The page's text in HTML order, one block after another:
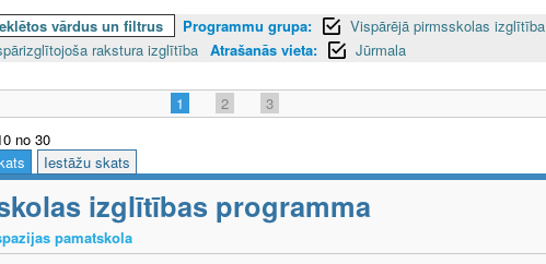
vārdus un filtrus Programmu grupa: Vispārējā pirmsskolas izglītība
rakstura izglītība Atrašanās vieta: Jūrmala
1 2 3
no 30
Iestāžu skats
izglītības programma
pamatskola